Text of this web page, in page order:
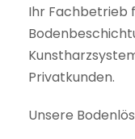
Ihr Fachbetrieb
Privatkunden.
Unsere